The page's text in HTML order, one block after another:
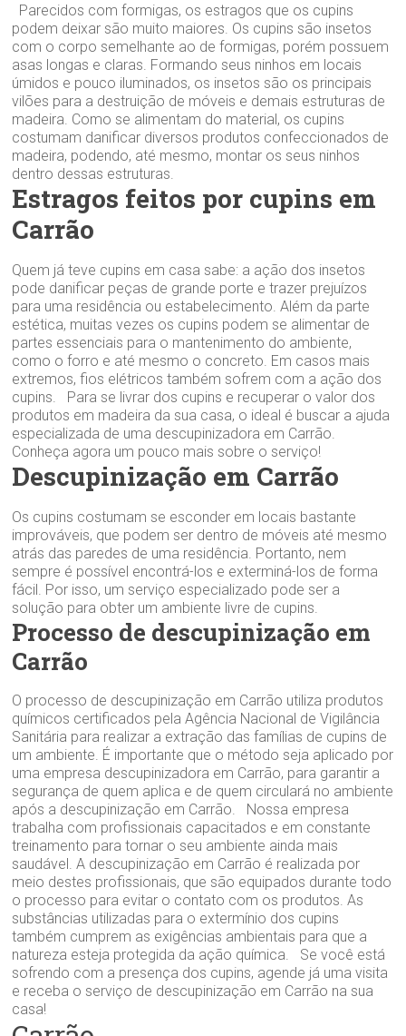
Parecidos com formigas, os estragos que os cupins
podem deixar são muito maiores. Os cupins são insetos
com o corpo semelhante ao de formigas, porém possuem
asas longas e claras. Formando seus ninhos em locais
úmidos e pouco iluminados, os insetos são os principais
vilões para a destruição de móveis e demais estruturas de
madeira. Como se alimentam do material, os cupins
costumam danificar diversos produtos confeccionados de
madeira, podendo, até mesmo, montar os seus ninhos
dentro dessas estruturas.
Estragos feitos por cupins em
Carrão‎
Quem já teve cupins em casa sabe: a ação dos insetos
pode danificar peças de grande porte e trazer prejuízos
para uma residência ou estabelecimento. Além da parte
estética, muitas vezes os cupins podem se alimentar de
partes essenciais para o mantenimento do ambiente,
como o forro e até mesmo o concreto. Em casos mais
extremos, fios elétricos também sofrem com a ação dos
cupins. Para se livrar dos cupins e recuperar o valor dos
produtos em madeira da sua casa, o ideal é buscar a ajuda
especializada de uma descupinizadora em Carrão‎.
Conheça agora um pouco mais sobre o serviço!
Descupinização em Carrão‎
Os cupins costumam se esconder em locais bastante
improváveis, que podem ser dentro de móveis até mesmo
atrás das paredes de uma residência. Portanto, nem
sempre é possível encontrá-los e exterminá-los de forma
fácil. Por isso, um serviço especializado pode ser a
solução para obter um ambiente livre de cupins.
Processo de descupinização em
Carrão‎
O processo de descupinização em Carrão‎ utiliza produtos
químicos certificados pela Agência Nacional de Vigilância
Sanitária para realizar a extração das famílias de cupins de
um ambiente. É importante que o método seja aplicado por
uma empresa descupinizadora em Carrão‎, para garantir a
segurança de quem aplica e de quem circulará no ambiente
após a descupinização em Carrão‎. Nossa empresa
trabalha com profissionais capacitados e em constante
treinamento para tornar o seu ambiente ainda mais
saudável. A descupinização em Carrão‎ é realizada por
meio destes profissionais, que são equipados durante todo
o processo para evitar o contato com os produtos. As
substâncias utilizadas para o extermínio dos cupins
também cumprem as exigências ambientais para que a
natureza esteja protegida da ação química. Se você está
sofrendo com a presença dos cupins, agende já uma visita
e receba o serviço de descupinização em Carrão‎ na sua
casa!